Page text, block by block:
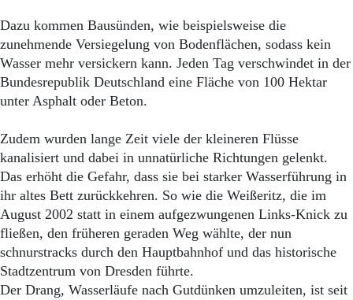
Abo Prämien
Archiv
Mediadaten
Kontakt
Impressum
Dazu kommen Bausünden, wie beispielsweise die
zunehmende Versiegelung von Bodenflächen, sodass kein
Wasser mehr versickern kann. Jeden Tag verschwindet in der
Bundesrepublik Deutschland eine Fläche von 100 Hektar
unter Asphalt oder Beton.
Zudem wurden lange Zeit viele der kleineren Flüsse
kanalisiert und dabei in unnatürliche Richtungen gelenkt.
Das erhöht die Gefahr, dass sie bei starker Wasserführung in
ihr altes Bett zurückkehren. So wie die Weißeritz, die im
August 2002 statt in einem aufgezwungenen Links-Knick zu
fließen, den früheren geraden Weg wählte, der nun
schnurstracks durch den Hauptbahnhof und das historische
Stadtzentrum von Dresden führte.
Der Drang, Wasserläufe nach Gutdünken umzuleiten, ist seit